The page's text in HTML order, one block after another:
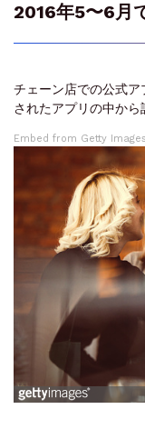
2016年5〜6月
チェーン店での公式
されたアプリの中から
Embed from Getty Images